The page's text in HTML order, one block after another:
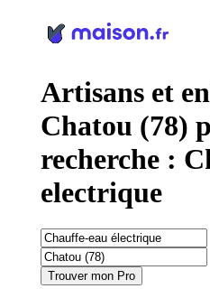
Artisans et
Chatou (78)
recherche :
electrique
Trouver mon Pro